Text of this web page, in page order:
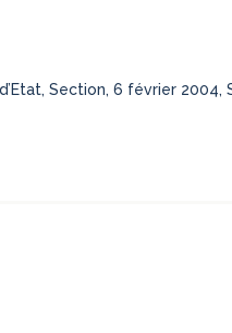
Section, 6 février